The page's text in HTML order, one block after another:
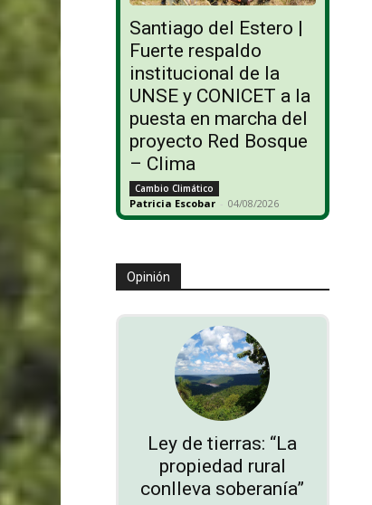
Santiago del Estero |
Fuerte respaldo
institucional de la
UNSE y CONICET a la
puesta en marcha del
proyecto Red Bosque
– Clima
Cambio Climático
Patricia Escobar - 04/08/2026
Opinión
Ley de tierras: “La
propiedad rural
conlleva soberanía”